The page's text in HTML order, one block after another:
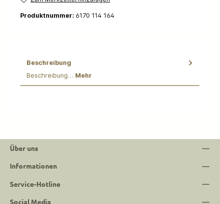
Produktnummer: 6170 114 164
Beschreibung
Beschreibung… Mehr
Über uns
Informationen
Service-Hotline
Social Media